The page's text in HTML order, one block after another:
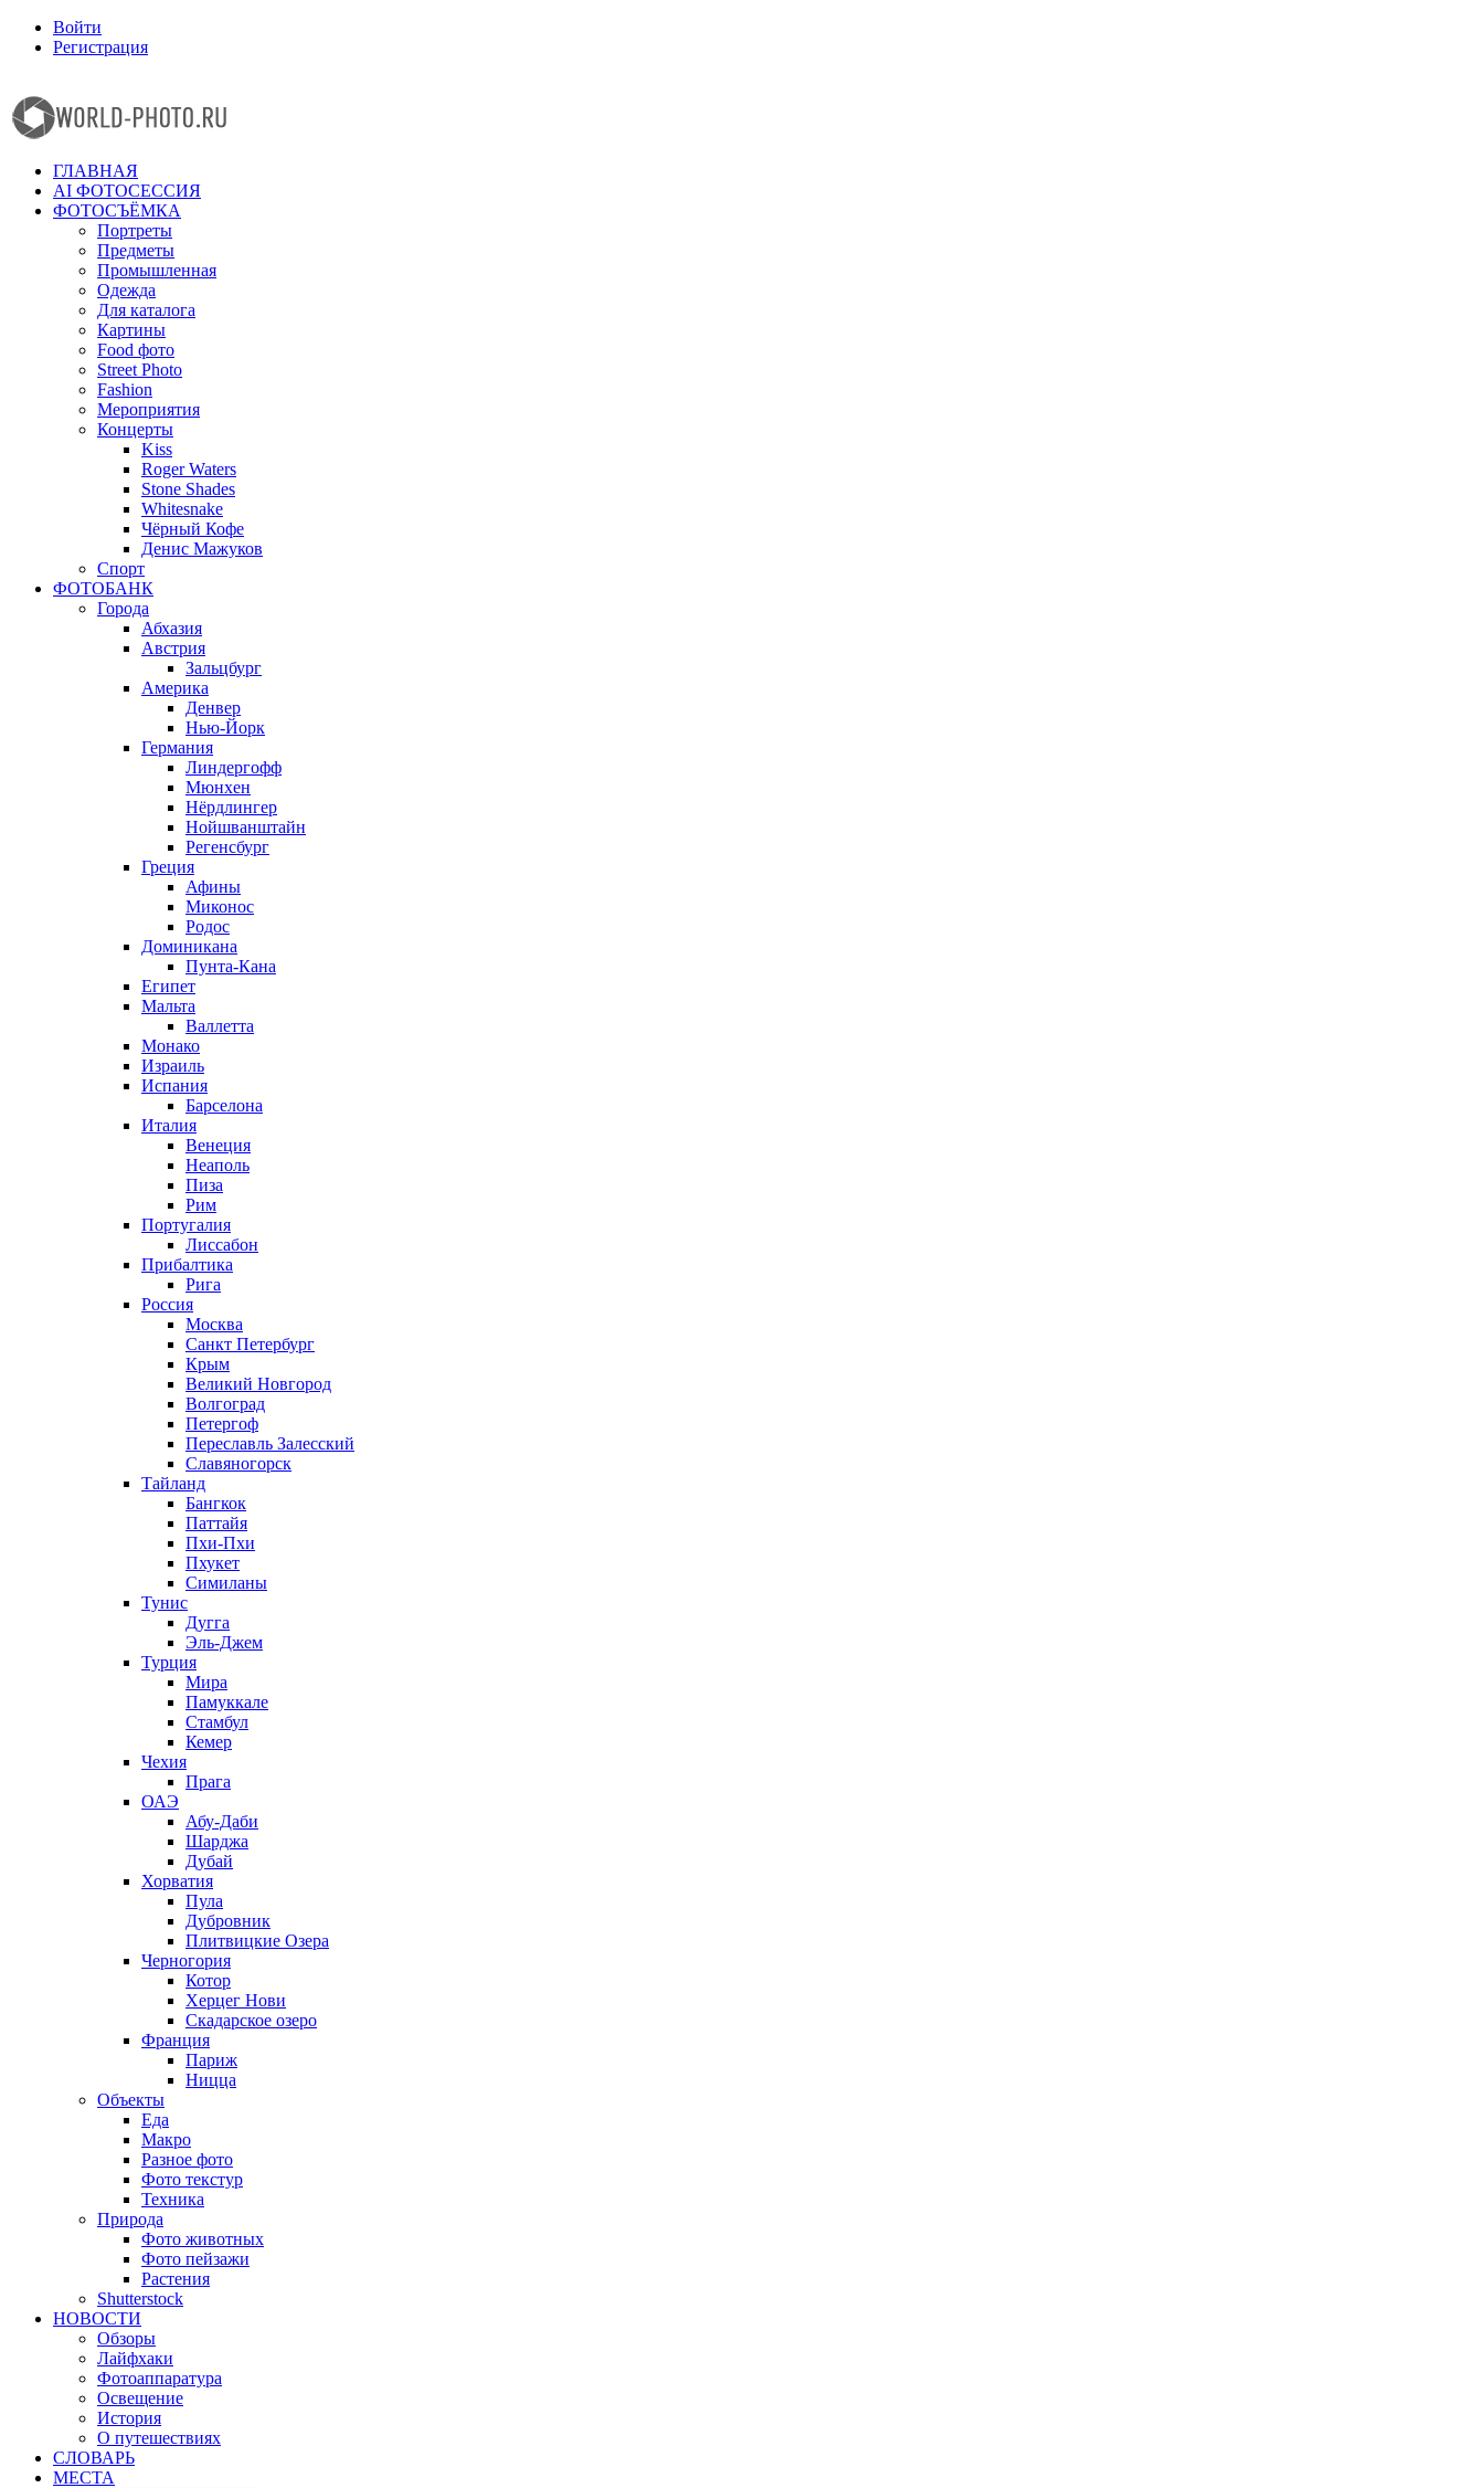
Войти
Регистрация
ГЛАВНАЯ
AI ФОТОСЕССИЯ
ФОТОСЪЁМКА
Портреты
Предметы
Промышленная
Одежда
Для каталога
Картины
Food фото
Street Photo
Fashion
Мероприятия
Концерты
Kiss
Roger Waters
Stone Shades
Whitesnake
Чёрный Кофе
Денис Мажуков
Спорт
ФОТОБАНК
Города
Абхазия
Австрия
Зальцбург
Америка
Денвер
Нью-Йорк
Германия
Линдергофф
Мюнхен
Нёрдлингер
Нойшванштайн
Регенсбург
Греция
Афины
Миконос
Родос
Доминикана
Пунта-Кана
Египет
Мальта
Валлетта
Монако
Израиль
Испания
Барселона
Италия
Венеция
Неаполь
Пиза
Рим
Португалия
Лиссабон
Прибалтика
Рига
Россия
Москва
Санкт Петербург
Крым
Великий Новгород
Волгоград
Петергоф
Переславль Залесский
Славяногорск
Тайланд
Бангкок
Паттайя
Пхи-Пхи
Пхукет
Симиланы
Тунис
Дугга
Эль-Джем
Турция
Мира
Памуккале
Стамбул
Кемер
Чехия
Прага
ОАЭ
Абу-Даби
Шарджа
Дубай
Хорватия
Пула
Дубровник
Плитвицкие Озера
Черногория
Котор
Херцег Нови
Скадарское озеро
Франция
Париж
Ницца
Объекты
Еда
Макро
Разное фото
Фото текстур
Техника
Природа
Фото животных
Фото пейзажи
Растения
Shutterstock
НОВОСТИ
Обзоры
Лайфхаки
Фотоаппаратура
Освещение
История
О путешествиях
CЛОВАРЬ
МЕСТА